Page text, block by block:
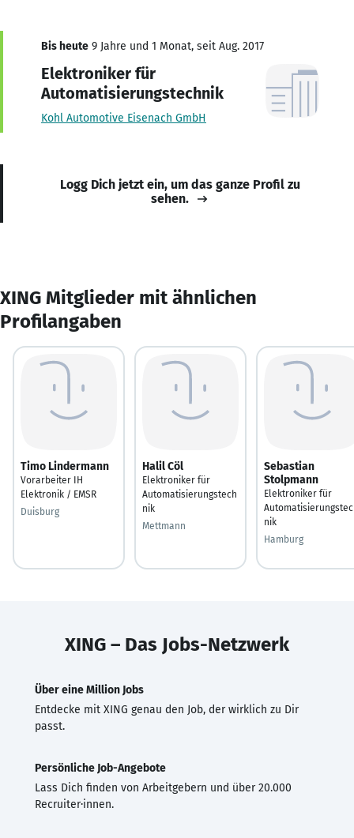
Bis heute 9 Jahre und 1 Monat, seit Aug. 2017
Elektroniker für
Automatisierungstechnik
Kohl Automotive Eisenach GmbH
Logg Dich jetzt ein, um das ganze Profil zu
sehen.
XING Mitglieder mit ähnlichen
Profilangaben
Timo Lindermann
Vorarbeiter IH
Elektronik / EMSR
Duisburg
Halil Cöl
Elektroniker für
Automatisierungstech
nik
Mettmann
Sebastian
Stolpmann
Elektroniker für
nik
Hamburg
XING – Das Jobs-Netzwerk
Über eine Million Jobs
Entdecke mit XING genau den Job, der wirklich zu Dir
passt.
Persönliche Job-Angebote
Lass Dich finden von Arbeitgebern und über 20.000
Recruiter·innen.